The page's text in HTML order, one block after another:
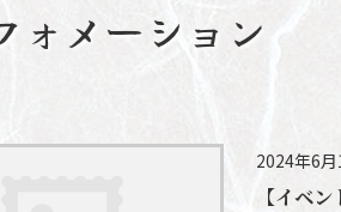
ォメーション
2024年6月
【イベ